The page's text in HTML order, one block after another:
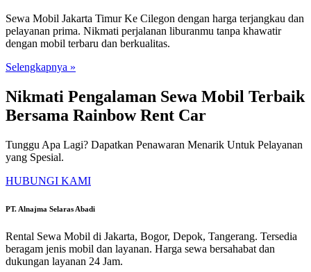
Sewa Mobil Jakarta Timur Ke Cilegon dengan harga terjangkau dan
pelayanan prima. Nikmati perjalanan liburanmu tanpa khawatir
dengan mobil terbaru dan berkualitas.
Selengkapnya »
Nikmati Pengalaman Sewa Mobil Terbaik
Bersama Rainbow Rent Car
Tunggu Apa Lagi? Dapatkan Penawaran Menarik Untuk Pelayanan
yang Spesial.
HUBUNGI KAMI
PT. Alnajma Selaras Abadi
Rental Sewa Mobil di Jakarta, Bogor, Depok, Tangerang. Tersedia
beragam jenis mobil dan layanan. Harga sewa bersahabat dan
dukungan layanan 24 Jam.